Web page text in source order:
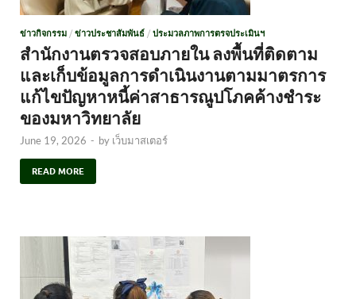
ข่าวกิจกรรม / ข่าวประชาสัมพันธ์ / ประมวลภาพการตรจประเมินฯ
สำนักงานตรวจสอบภายใน ลงพื้นที่ติดตาม
และเก็บข้อมูลการดำเนินงานตามมาตรการ
แก้ไขปัญหาหนี้ค่าสาธารณูปโภคค้างชำระ
ของมหาวิทยาลัย
June 19, 2026 - by เว็บมาสเตอร์
READ MORE